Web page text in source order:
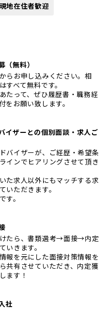
現地在住者歓迎
無料）
らお申し込みください。相
すべて無料です。
たって、ぜひ履歴書・職務経
をお願い致します。
イザーとの個別面談・求人ご
バイザーが、ご経歴・希望条
インでヒアリングさせて頂き
た求人以外にもマッチする求
いただきます。
す。
たら、書類選考→面接→内定
いきます。
報を元にした面接対策情報を
共有させていただき、内定獲
ます！
社